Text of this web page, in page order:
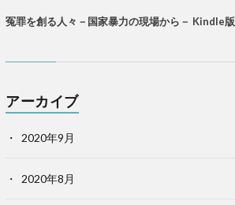
冤罪を創る人々－国家暴力の現場から－ Kindle版
アーカイブ
2020年9月
2020年8月